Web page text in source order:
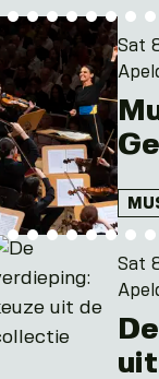
Sat
Sat